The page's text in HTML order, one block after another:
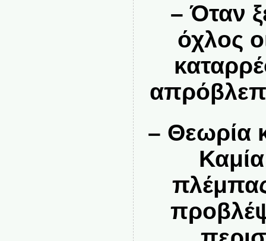
– Όταν
όχλος
– Θεωρία
Καμία